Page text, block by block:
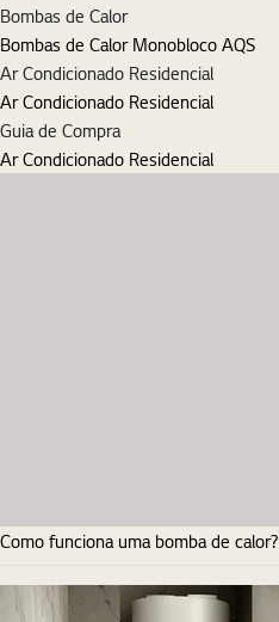
Bombas de Calor
Bombas de Calor Monobloco AQS
Ar Condicionado Residencial
Ar Condicionado Residencial
Guia de Compra
Ar Condicionado Residencial
Como funciona uma bomba de calor?